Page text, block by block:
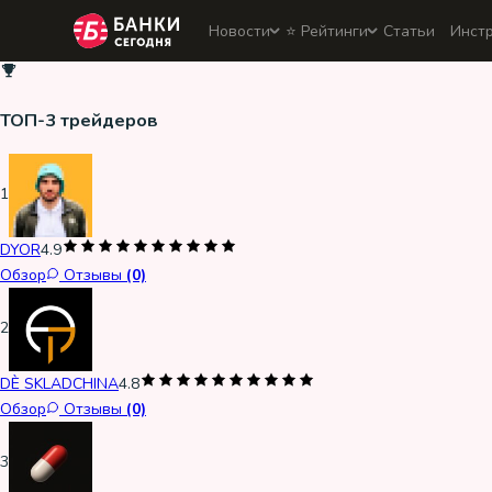
Новости ⭐️ Рейтинги Статьи
ТОП-3 трейдеров
1
DYOR4.9
Обзор
Отзывы (0)
2
DÈ SKLADCHINA4.8
Обзор
Отзывы (0)
3